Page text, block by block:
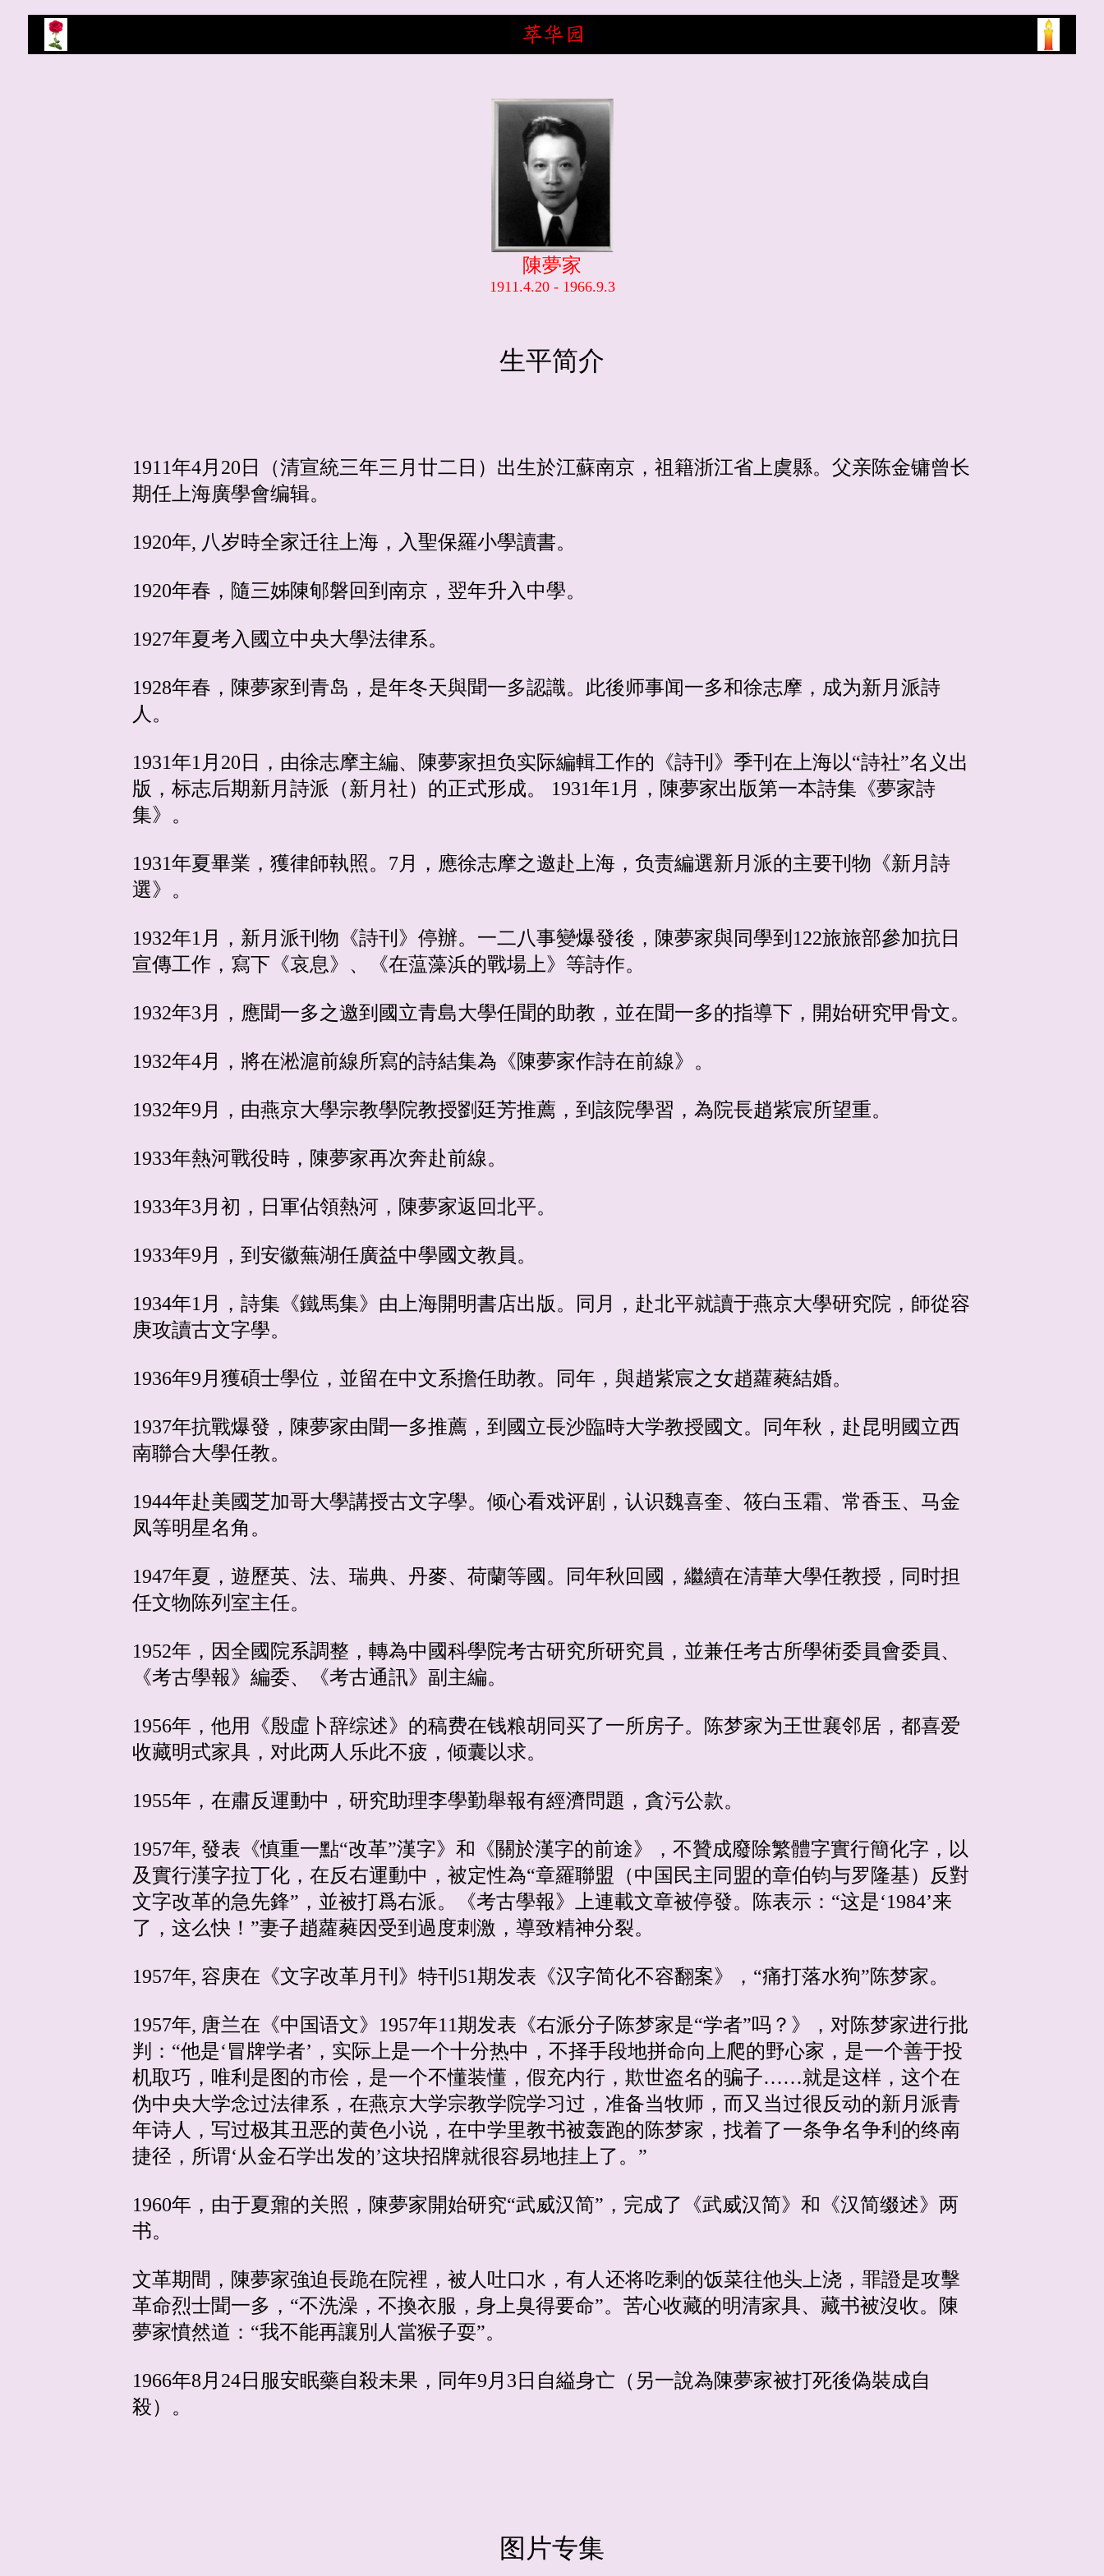
陳夢家
1911.4.20 - 1966.9.3
生平简介
1911年4月20日（清宣統三年三月廿二日）出生於江蘇南京，祖籍浙江省上虞縣。父亲陈金镛曾长
期任上海廣學會编辑。
1920年, 八岁時全家迁往上海，入聖保羅小學讀書。
1920年春，隨三姊陳郇磐回到南京，翌年升入中學。
1927年夏考入國立中央大學法律系。
1928年春，陳夢家到青岛，是年冬天與聞一多認識。此後师事闻一多和徐志摩，成为新月派詩
人。
1931年1月20日，由徐志摩主編、陳夢家担负实际編輯工作的《詩刊》季刊在上海以“詩社”名义出
版，标志后期新月詩派（新月社）的正式形成。 1931年1月，陳夢家出版第一本詩集《夢家詩
集》。
1931年夏畢業，獲律師執照。7月，應徐志摩之邀赴上海，负责編選新月派的主要刊物《新月詩
選》。
1932年1月，新月派刊物《詩刊》停辦。一二八事變爆發後，陳夢家與同學到122旅旅部參加抗日
宣傳工作，寫下《哀息》、《在蕰藻浜的戰場上》等詩作。
1932年3月，應聞一多之邀到國立青島大學任聞的助教，並在聞一多的指導下，開始研究甲骨文。
1932年4月，將在淞滬前線所寫的詩結集為《陳夢家作詩在前線》。
1932年9月，由燕京大學宗教學院教授劉廷芳推薦，到該院學習，為院長趙紫宸所望重。
1933年熱河戰役時，陳夢家再次奔赴前線。
1933年3月初，日軍佔領熱河，陳夢家返回北平。
1933年9月，到安徽蕪湖任廣益中學國文教員。
1934年1月，詩集《鐵馬集》由上海開明書店出版。同月，赴北平就讀于燕京大學研究院，師從容
庚攻讀古文字學。
1936年9月獲碩士學位，並留在中文系擔任助教。同年，與趙紫宸之女趙蘿蕤結婚。
1937年抗戰爆發，陳夢家由聞一多推薦，到國立長沙臨時大学教授國文。同年秋，赴昆明國立西
南聯合大學任教。
1944年赴美國芝加哥大學講授古文字學。倾心看戏评剧，认识魏喜奎、筱白玉霜、常香玉、马金
凤等明星名角。
1947年夏，遊歷英、法、瑞典、丹麥、荷蘭等國。同年秋回國，繼續在清華大學任教授，同时担
任文物陈列室主任。
1952年，因全國院系調整，轉為中國科學院考古研究所研究員，並兼任考古所學術委員會委員、
《考古學報》編委、《考古通訊》副主編。
1956年，他用《殷虛卜辞综述》的稿费在钱粮胡同买了一所房子。陈梦家为王世襄邻居，都喜爱
收藏明式家具，对此两人乐此不疲，倾囊以求。
1955年，在肅反運動中，研究助理李學勤舉報有經濟問題，貪污公款。
1957年, 發表《慎重一點“改革”漢字》和《關於漢字的前途》，不贊成廢除繁體字實行簡化字，以
及實行漢字拉丁化，在反右運動中，被定性為“章羅聯盟（中国民主同盟的章伯钧与罗隆基）反對
文字改革的急先鋒”，並被打爲右派。《考古學報》上連載文章被停發。陈表示：“这是‘1984’来
了，这么快！”妻子趙蘿蕤因受到過度刺激，導致精神分裂。
1957年, 容庚在《文字改革月刊》特刊51期发表《汉字简化不容翻案》，“痛打落水狗”陈梦家。
1957年, 唐兰在《中国语文》1957年11期发表《右派分子陈梦家是“学者”吗？》，对陈梦家进行批
判：“他是‘冒牌学者’，实际上是一个十分热中，不择手段地拼命向上爬的野心家，是一个善于投
机取巧，唯利是图的市侩，是一个不懂装懂，假充内行，欺世盗名的骗子……就是这样，这个在
伪中央大学念过法律系，在燕京大学宗教学院学习过，准备当牧师，而又当过很反动的新月派青
年诗人，写过极其丑恶的黄色小说，在中学里教书被轰跑的陈梦家，找着了一条争名争利的终南
捷径，所谓‘从金石学出发的’这块招牌就很容易地挂上了。”
1960年，由于夏鼐的关照，陳夢家開始研究“武威汉简”，完成了《武威汉简》和《汉简缀述》两
书。
文革期間，陳夢家強迫長跪在院裡，被人吐口水，有人还将吃剩的饭菜往他头上浇，罪證是攻擊
革命烈士聞一多，“不洗澡，不換衣服，身上臭得要命”。苦心收藏的明清家具、藏书被沒收。陳
夢家憤然道：“我不能再讓別人當猴子耍”。
1966年8月24日服安眠藥自殺未果，同年9月3日自縊身亡（另一說為陳夢家被打死後偽裝成自
殺）。
图片专集